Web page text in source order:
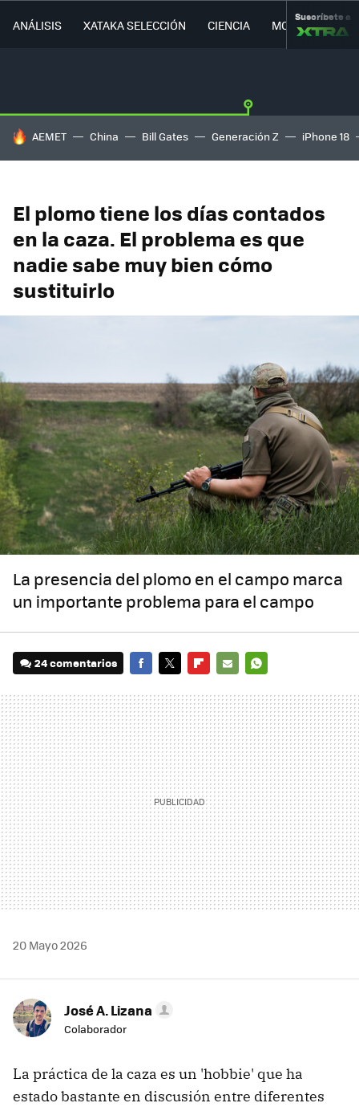
ANÁLISIS XATAKA SELECCIÓN CIENCIA MOVILIDAD
Suscríbete a
HOY SE HABLA DE
AEMET China Bill Gates Generación Z iPhone 18
El plomo tiene los días contados
en la caza. El problema es que
nadie sabe muy bien cómo
sustituirlo
La presencia del plomo en el campo marca
un importante problema para el campo
24 comentarios
MAIL
20 Mayo 2026
José A. Lizana
Colaborador
La práctica de la caza es un 'hobbie' que ha
estado bastante en discusión entre diferentes